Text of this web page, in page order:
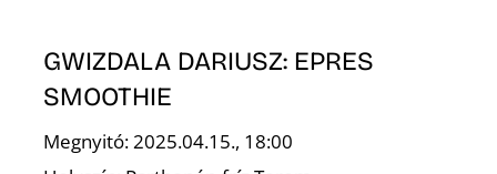
GWIZDALA DARIUSZ: EPRES
SMOOTHIE
Megnyitó: 2025.04.15., 18:00